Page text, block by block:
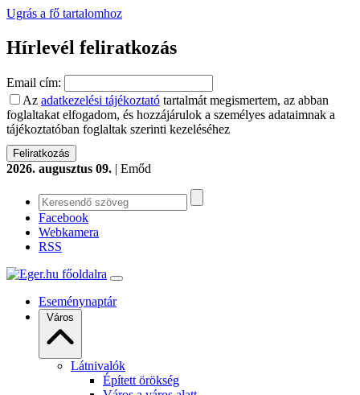
Ugrás a fő tartalomhoz
Hírlevél feliratkozás
Email cím:
Az adatkezelési tájékoztató tartalmát megismertem, az abban
foglaltakat elfogadom, és hozzájárulok a személyes adataimnak a
tájékoztatóban foglaltak szerinti kezeléséhez
2026. augusztus 09. | Emőd
Facebook
Webkamera
RSS
Eseménynaptár
Város
Látnivalók
Épített örökség